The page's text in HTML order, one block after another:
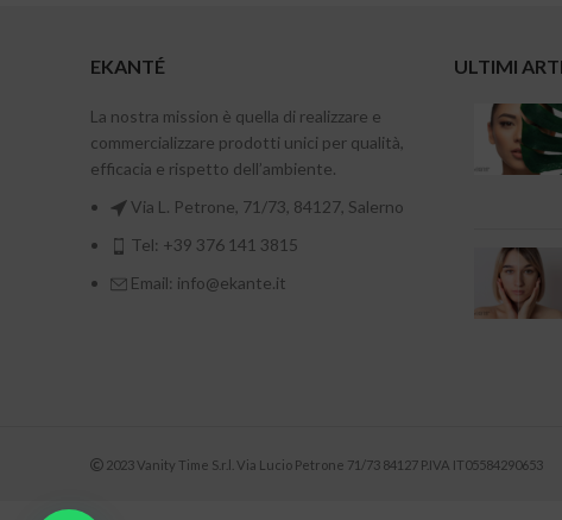
EKANTÉ
La nostra mission è quella di realizzare e
commercializzare prodotti unici per qualità,
efficacia e rispetto dell’ambiente.
Via L. Petrone, 71/73, 84127, Salerno
Tel: +39 376 141 3815
Email: info@ekante.it
ULTIMI
2023 Vanity Time S.r.l. Via Lucio Petrone 71/73 84127 P.IVA IT05584290653